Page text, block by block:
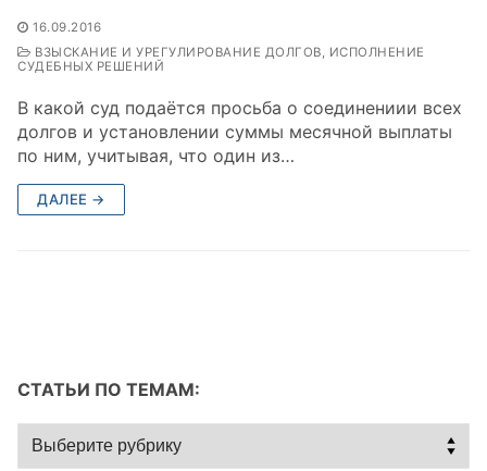
16.09.2016
ВЗЫСКАНИЕ И УРЕГУЛИРОВАНИЕ ДОЛГОВ, ИСПОЛНЕНИЕ
СУДЕБНЫХ РЕШЕНИЙ
В какой суд подаётся просьба о соединениии всех
долгов и установлении суммы месячной выплаты
по ним, учитывая, что один из…
ДАЛЕЕ →
СТАТЬИ ПО ТЕМАМ:
Статьи
по